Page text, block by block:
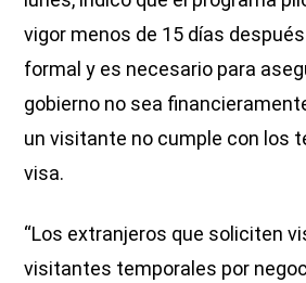
vigor menos de 15 días
formal y es necesario para
gobierno no sea
un visitante no cumple con los
visa.
“Los extranjeros que soliciten
visitantes temporales por